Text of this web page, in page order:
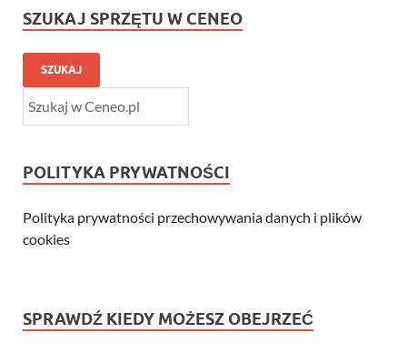
SZUKAJ SPRZĘTU W CENEO
SZUKAJ
POLITYKA PRYWATNOŚCI
Polityka prywatności przechowywania danych i plików
cookies
SPRAWDŹ KIEDY MOŻESZ OBEJRZEĆ